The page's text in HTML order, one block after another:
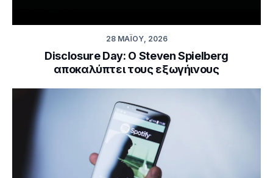
28 ΜΑΪ́ΟΥ, 2026
Disclosure Day: Ο Steven Spielberg
αποκαλύπτει τους εξωγήινους